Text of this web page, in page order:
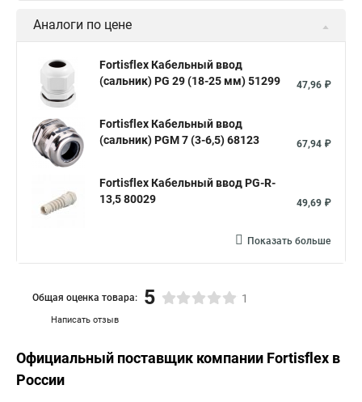
Аналоги по цене
Fortisflex Кабельный ввод
(сальник) PG 29 (18-25 мм) 51299
47,96 ₽
Fortisflex Кабельный ввод
(сальник) PGM 7 (3-6,5) 68123
67,94 ₽
Fortisflex Кабельный ввод PG-R-
13,5 80029
49,69 ₽
Показать больше
Написать отзыв
Общая оценка товара: 5 1
Официальный поставщик компании Fortisflex в
России